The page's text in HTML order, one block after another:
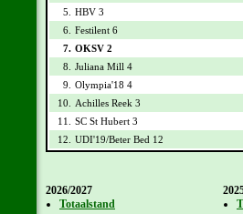
5.
HBV 3
6. Festilent 6
7. OKSV 2
8.
Juliana Mill 4
9.
Olympia'18 4
10.
Achilles Reek 3
11.
SC St Hubert 3
12.
UDI'19/Beter Bed 12
2026/2027
Totaalstand